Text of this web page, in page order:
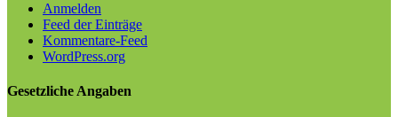
Anmelden
Feed der Einträge
Kommentare-Feed
WordPress.org
Gesetzliche Angaben